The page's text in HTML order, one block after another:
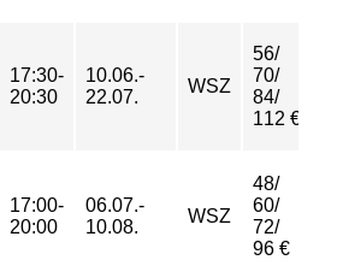
17:30-
20:30
10.06.-
22.07.
WSZ
56/
70/
84/
112 €
17:00-
20:00
06.07.-
10.08.
WSZ
48/
60/
72/
96 €